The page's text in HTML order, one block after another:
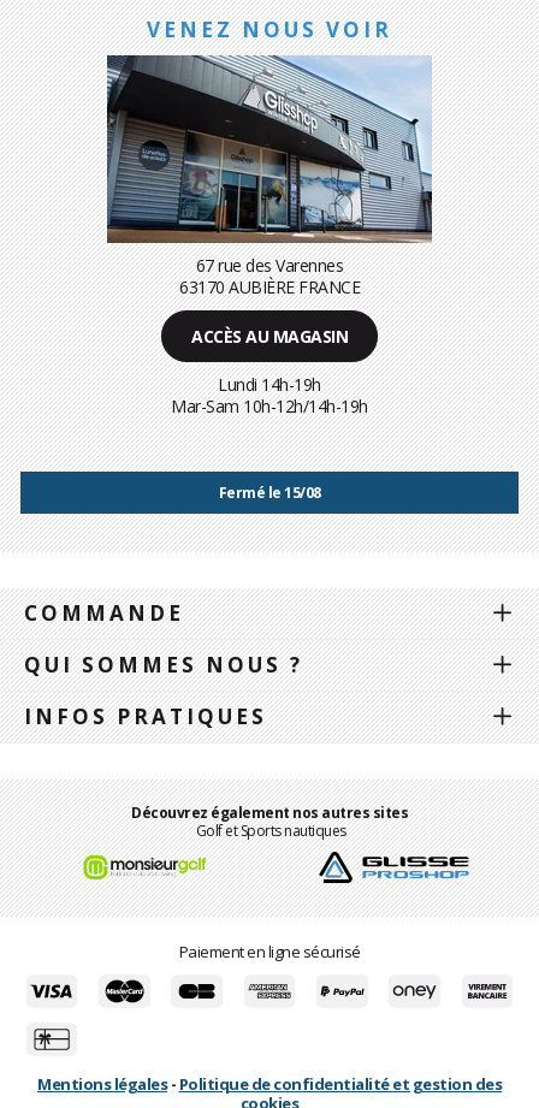
VENEZ NOUS VOIR
67 rue des Varennes
63170 AUBIÈRE FRANCE
ACCÈS AU MAGASIN
Lundi 14h-19h
Mar-Sam 10h-12h/14h-19h
Fermé le 15/08
COMMANDE
QUI SOMMES NOUS ?
INFOS PRATIQUES
Découvrez également nos autres sites
Golf et Sports nautiques
Paiement en ligne sécurisé
Mentions légales- Politique de confidentialité et gestion des
cookies